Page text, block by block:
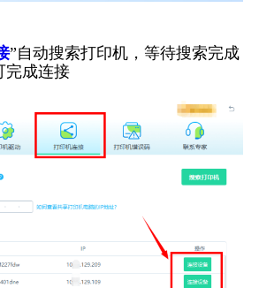
”自动搜索打印机，等待搜索完成
完成连接